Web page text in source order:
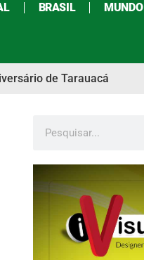
BRASIL MUNDO
de Tarauacá